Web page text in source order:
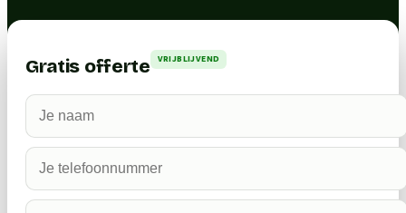
Gratis offerte VRIJBLIJVEND